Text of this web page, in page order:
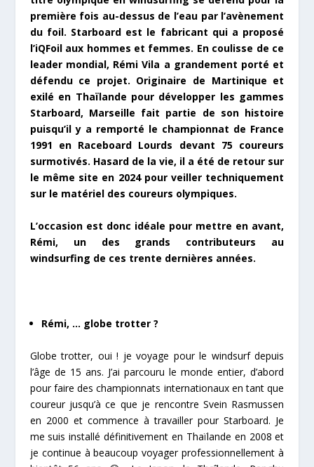
première fois au-dessus de l’eau par l’avènement
du foil. Starboard est le fabricant qui a proposé
l’iQFoil aux hommes et femmes. En coulisse de ce
leader mondial, Rémi Vila a grandement porté et
défendu ce projet. Originaire de Martinique et
exilé en Thaïlande pour développer les gammes
Starboard, Marseille fait partie de son histoire
puisqu’il y a remporté le championnat de France
1991 en Raceboard Lourds devant 75 coureurs
surmotivés. Hasard de la vie, il a été de retour sur
le même site en 2024 pour veiller techniquement
sur le matériel des coureurs olympiques.
L’occasion est donc idéale pour mettre en avant,
Rémi, un des grands contributeurs au
windsurfing de ces trente dernières années.
Rémi, … globe trotter ?
Globe trotter, oui ! je voyage pour le windsurf depuis
l’âge de 15 ans. J’ai parcouru le monde entier, d’abord
pour faire des championnats internationaux en tant que
coureur jusqu’à ce que je rencontre Svein Rasmussen
en 2000 et commence à travailler pour Starboard. Je
me suis installé définitivement en Thaïlande en 2008 et
je continue à beaucoup voyager professionnellement à